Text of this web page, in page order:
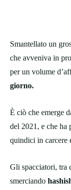
Smantellato un
che avveniva in
per un volume
giorno.
È ciò che emerge
del 2021, e che ha
quindici in carcere
Gli spacciatori, tra
smerciando